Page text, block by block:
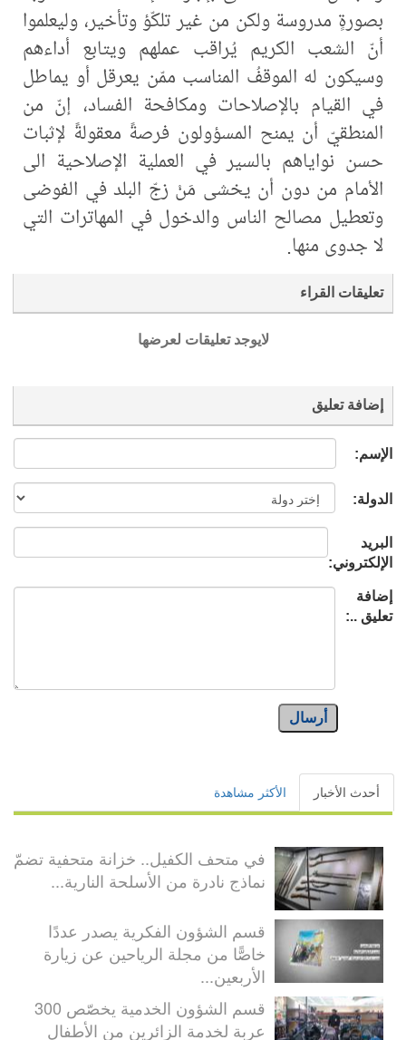
بصورةٍ مدروسة ولكن من غير تلكّؤ وتأخير، وليعلموا
أنّ الشعب الكريم يُراقب عملهم ويتابع أداءهم
وسيكون له الموقفُ المناسب ممّن يعرقل أو يماطل
في القيام بالإصلاحات ومكافحة الفساد، إنّ من
المنطقيّ أن يمنح المسؤولون فرصةً معقولةً لإثبات
حسن نواياهم بالسير في العملية الإصلاحية الى
الأمام من دون أن يخشى مَنْ زجّ البلد في الفوضى
وتعطيل مصالح الناس والدخول في المهاترات التي
لا جدوى منها.
تعليقات القراء
لايوجد تعليقات لعرضها
إضافة تعليق
الإسم:
الدولة:
البريد
الإلكتروني:
إضافة
تعليق ..:
أرسال
أحدث الأخبار الأكثر مشاهدة
في متحف الكفيل.. خزانة متحفية تضمّ
نماذج نادرة من الأسلحة النارية...
قسم الشؤون الفكرية يصدر عددًا
خاصًّا من مجلة الرياحين عن زيارة
الأربعين...
قسم الشؤون الخدمية يخصّص 300
عربة لخدمة الزائرين من الأطفال